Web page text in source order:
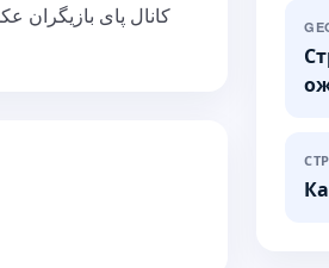
کانال پای بازیگران